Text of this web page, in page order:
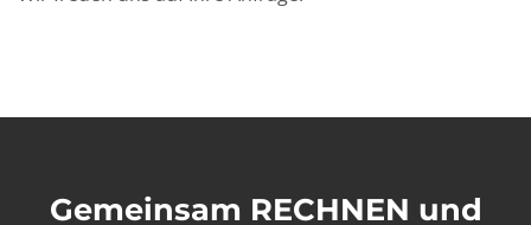
Gemeinsam RECHNEN und